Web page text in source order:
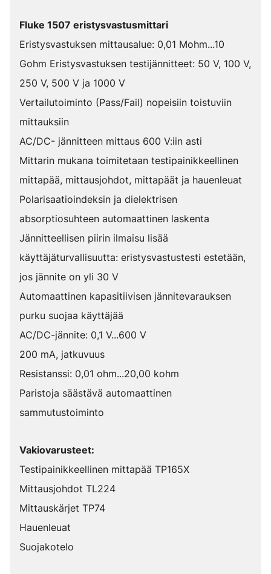
Fluke 1507 eristysvastusmittari
Eristysvastuksen mittausalue: 0,01 Mohm...10
Gohm Eristysvastuksen testijännitteet: 50 V, 100 V,
250 V, 500 V ja 1000 V
Vertailutoiminto (Pass/Fail) nopeisiin toistuviin
mittauksiin
AC/DC- jännitteen mittaus 600 V:iin asti
Mittarin mukana toimitetaan testipainikkeellinen
mittapää, mittausjohdot, mittapäät ja hauenleuat
Polarisaatioindeksin ja dielektrisen
absorptiosuhteen automaattinen laskenta
Jännitteellisen piirin ilmaisu lisää
käyttäjäturvallisuutta: eristysvastustesti estetään,
jos jännite on yli 30 V
Automaattinen kapasitiivisen jännitevarauksen
purku suojaa käyttäjää
AC/DC-jännite: 0,1 V...600 V
200 mA, jatkuvuus
Resistanssi: 0,01 ohm...20,00 kohm
Paristoja säästävä automaattinen
sammutustoiminto
Vakiovarusteet:
Testipainikkeellinen mittapää TP165X
Mittausjohdot TL224
Mittauskärjet TP74
Hauenleuat
Suojakotelo